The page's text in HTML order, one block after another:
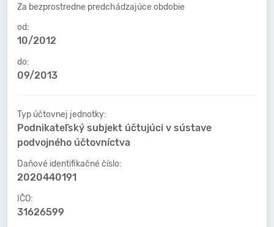
Za bezprostredne predchádzajúce obdobie
od:
10/2012
do:
09/2013
Typ účtovnej jednotky:
Podnikateľský subjekt účtujúci v sústave
podvojného účtovníctva
Daňové identifikačné číslo:
2020440191
IČO:
31626599